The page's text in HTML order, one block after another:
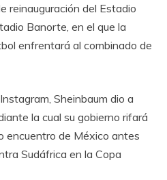
reinauguración del Estadio
Banorte, en el que la
enfrentará al combinado de
Sheinbaum dio a
la cual su gobierno rifará
encuentro de México antes
Sudáfrica en la Copa